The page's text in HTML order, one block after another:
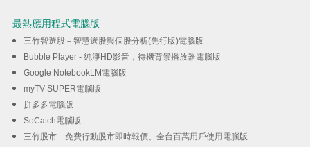
最熱應用程式電腦版
三竹智選股－智慧選股與個股分析(先行版)電腦版
Bubble Player - 純淨HD影音，待機背景播放器電腦版
Google NotebookLM電腦版
myTV SUPER電腦版
拼多多電腦版
SoCatch電腦版
三竹股市－免費行動股市即時報價、全台百萬用戶使用電腦版